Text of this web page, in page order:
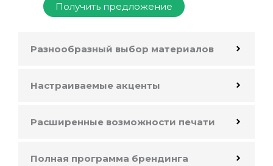
Получить предложение
Разнообразный выбор материалов
Настраиваемые акценты
Расширенные возможности печати
Полная программа брендинга